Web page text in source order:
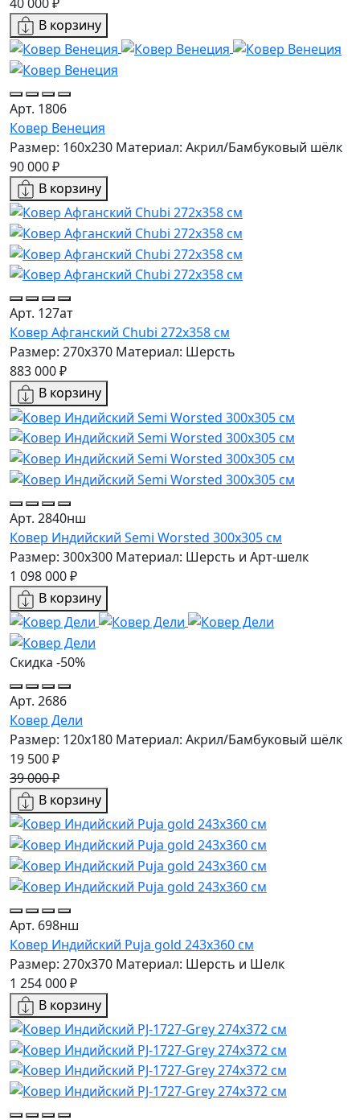
В корзину
Арт. 1806
Ковер Венеция
Размер: 160х230 Материал: Акрил/Бамбуковый шёлк
90 000 ₽
В корзину
Арт. 127ат
Ковер Афганский Chubi 272x358 см
Размер: 270x370 Материал: Шерсть
883 000 ₽
В корзину
Арт. 2840нш
Ковер Индийский Semi Worsted 300x305 см
Размер: 300x300 Материал: Шерсть и Арт-шелк
1 098 000 ₽
В корзину
Скидка -50%
Арт. 2686
Ковер Дели
Размер: 120x180 Материал: Акрил/Бамбуковый шёлк
19 500 ₽
39 000 ₽
В корзину
Арт. 698нш
Ковер Индийский Puja gold 243x360 см
Размер: 270x370 Материал: Шерсть и Шелк
1 254 000 ₽
В корзину